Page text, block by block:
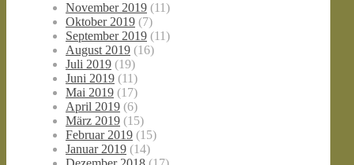
November 2019 (11)
Oktober 2019 (7)
September 2019 (11)
August 2019 (16)
Juli 2019 (19)
Juni 2019 (11)
Mai 2019 (17)
April 2019 (6)
März 2019 (15)
Februar 2019 (15)
Januar 2019 (14)